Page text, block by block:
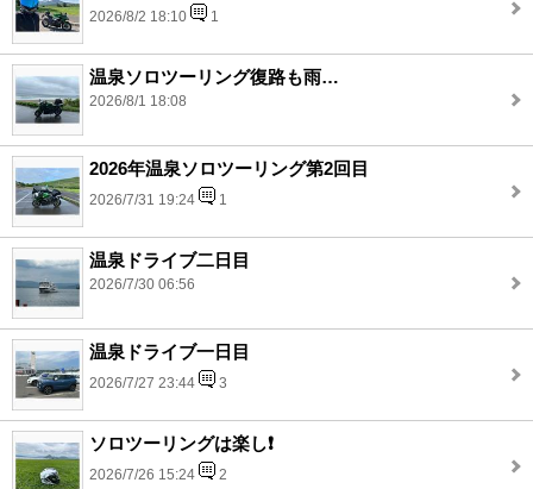
2026/8/2 18:10 1
温泉ソロツーリング復路も雨…
2026/8/1 18:08
2026年温泉ソロツーリング第2回目
2026/7/31 19:24 1
温泉ドライブ二日目
2026/7/30 06:56
温泉ドライブ一日目
2026/7/27 23:44 3
ソロツーリングは楽し❗️
2026/7/26 15:24 2